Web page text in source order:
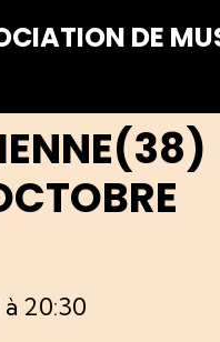
DE
à 20:30